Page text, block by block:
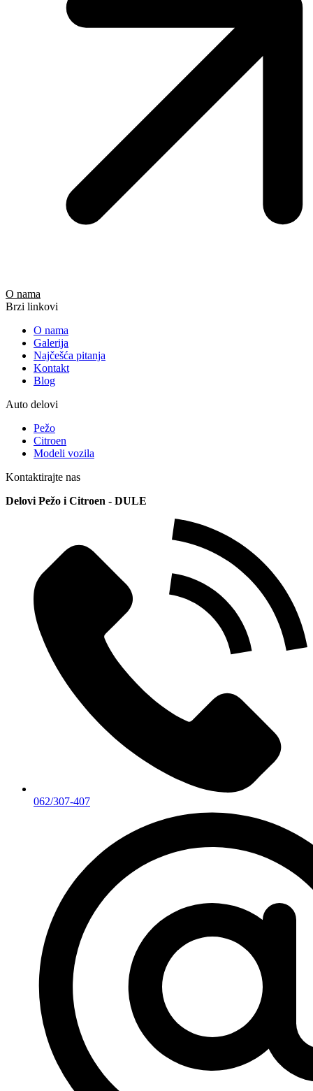
O nama
Brzi linkovi
O nama
Galerija
Najčešća pitanja
Kontakt
Blog
Auto delovi
Pežo
Citroen
Modeli vozila
Kontaktirajte nas
Delovi Pežo i Citroen - DULE
062/307-407